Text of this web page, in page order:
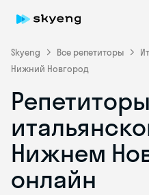
Skyeng Все репетиторы
Нижний Новгород
Нижнем
онлайн
Skyeng Chat